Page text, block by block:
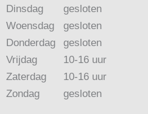
Dinsdag
Woensdag
Donderdag
Vrijdag
Zaterdag
Zondag
gesloten
gesloten
gesloten
10-16 uur
10-16 uur
gesloten